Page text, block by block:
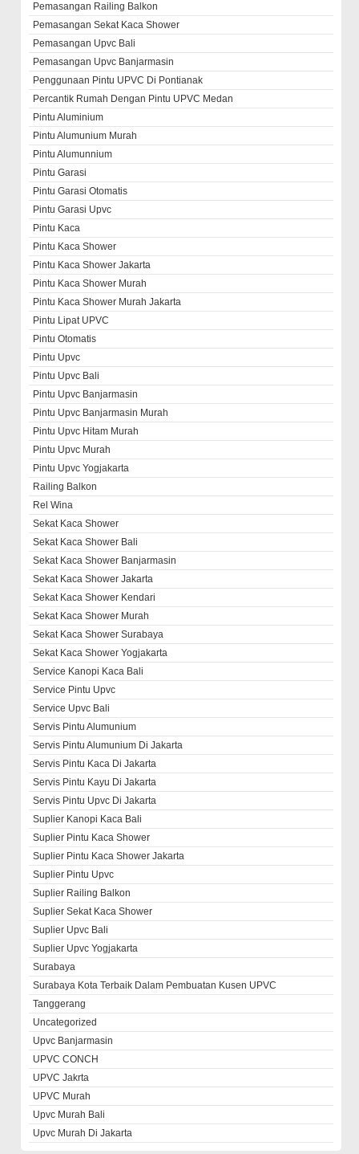
Pemasangan Railing Balkon
Pemasangan Sekat Kaca Shower
Pemasangan Upvc Bali
Pemasangan Upvc Banjarmasin
Penggunaan Pintu UPVC Di Pontianak
Percantik Rumah Dengan Pintu UPVC Medan
Pintu Aluminium
Pintu Alumunium Murah
Pintu Alumunnium
Pintu Garasi
Pintu Garasi Otomatis
Pintu Garasi Upvc
Pintu Kaca
Pintu Kaca Shower
Pintu Kaca Shower Jakarta
Pintu Kaca Shower Murah
Pintu Kaca Shower Murah Jakarta
Pintu Lipat UPVC
Pintu Otomatis
Pintu Upvc
Pintu Upvc Bali
Pintu Upvc Banjarmasin
Pintu Upvc Banjarmasin Murah
Pintu Upvc Hitam Murah
Pintu Upvc Murah
Pintu Upvc Yogjakarta
Railing Balkon
Rel Wina
Sekat Kaca Shower
Sekat Kaca Shower Bali
Sekat Kaca Shower Banjarmasin
Sekat Kaca Shower Jakarta
Sekat Kaca Shower Kendari
Sekat Kaca Shower Murah
Sekat Kaca Shower Surabaya
Sekat Kaca Shower Yogjakarta
Service Kanopi Kaca Bali
Service Pintu Upvc
Service Upvc Bali
Servis Pintu Alumunium
Servis Pintu Alumunium Di Jakarta
Servis Pintu Kaca Di Jakarta
Servis Pintu Kayu Di Jakarta
Servis Pintu Upvc Di Jakarta
Suplier Kanopi Kaca Bali
Suplier Pintu Kaca Shower
Suplier Pintu Kaca Shower Jakarta
Suplier Pintu Upvc
Suplier Railing Balkon
Suplier Sekat Kaca Shower
Suplier Upvc Bali
Suplier Upvc Yogjakarta
Surabaya
Surabaya Kota Terbaik Dalam Pembuatan Kusen UPVC
Tanggerang
Uncategorized
Upvc Banjarmasin
UPVC CONCH
UPVC Jakrta
UPVC Murah
Upvc Murah Bali
Upvc Murah Di Jakarta